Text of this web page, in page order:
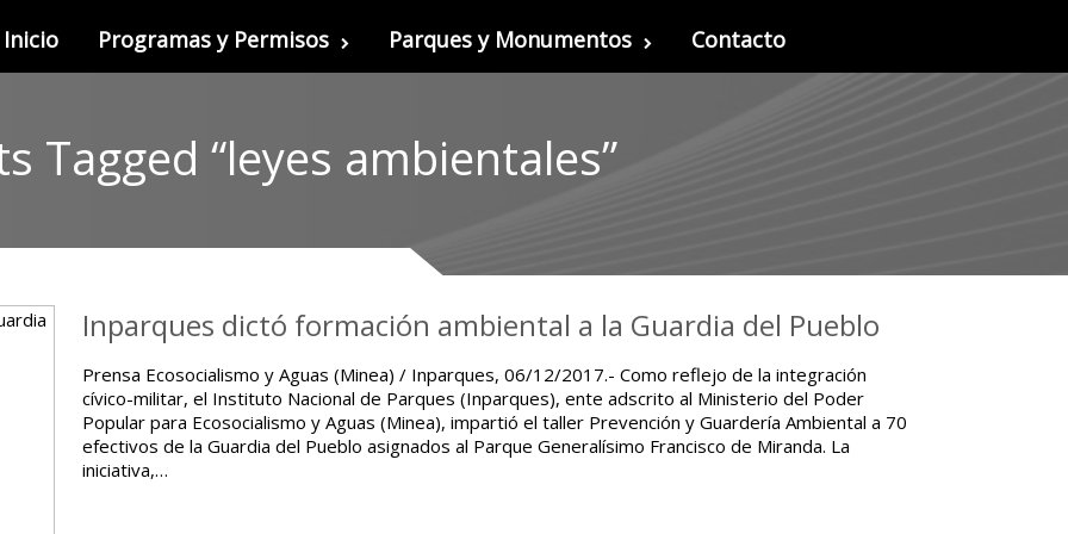
Inicio Programas y Permisos Parques y Monumentos Contacto
Tagged “leyes ambientales”
Inparques dictó formación ambiental a la Guardia del Pueblo
Prensa Ecosocialismo y Aguas (Minea) / Inparques, 06/12/2017.- Como reflejo de la integración
cívico-militar, el Instituto Nacional de Parques (Inparques), ente adscrito al Ministerio del Poder
Popular para Ecosocialismo y Aguas (Minea), impartió el taller Prevención y Guardería Ambiental a 70
efectivos de la Guardia del Pueblo asignados al Parque Generalísimo Francisco de Miranda. La
iniciativa,…